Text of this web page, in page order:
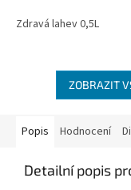
Zdravá lahev 0,5L
ZOBRAZIT
Popis Hodnocení
Detailní popis